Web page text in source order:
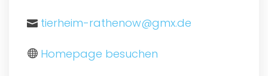
tierheim-rathenow@gmx.de
Homepage besuchen